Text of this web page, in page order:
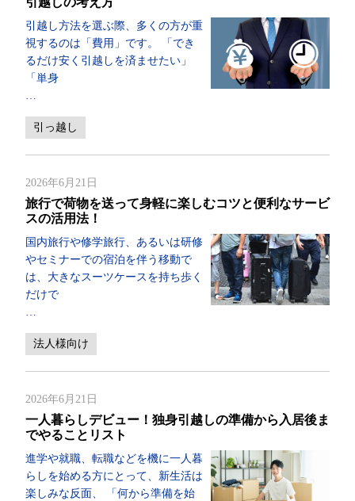
引越し方法を選ぶ際、多くの方が重
視するのは「費用」です。 「でき
るだけ安く引越しを済ませたい」
「単身
引っ越し
2026年6月21日
旅行で荷物を送って身軽に楽しむコツと便利なサービ
スの活用法！
国内旅行や修学旅行、あるいは研修
やセミナーでの宿泊を伴う移動で
は、大きなスーツケースを持ち歩く
だけで
法人様向け
2026年6月21日
一人暮らしデビュー！独身引越しの準備から入居後ま
でやることリスト
進学や就職、転職などを機に一人暮
らしを始める方にとって、新生活は
楽しみな反面、 「何から準備を始